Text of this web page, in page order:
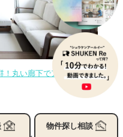
丸い廊下でアクセスフリ
ー！」
通して、ダイニン
物件探し相談